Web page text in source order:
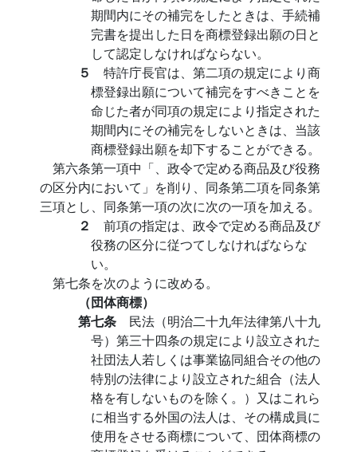
期間内にその補完をしたときは、手続補
完書を提出した日を商標登録出願の日と
して認定しなければならない。
５ 特許庁長官は、第二項の規定により商
標登録出願について補完をすべきことを
命じた者が同項の規定により指定された
期間内にその補完をしないときは、当該
商標登録出願を却下することができる。
第六条第一項中「、政令で定める商品及び役務
の区分内において」を削り、同条第二項を同条第
三項とし、同条第一項の次に次の一項を加える。
２ 前項の指定は、政令で定める商品及び
役務の区分に従つてしなければならな
い。
第七条を次のように改める。
（団体商標）
第七条 民法（明治二十九年法律第八十九
号）第三十四条の規定により設立された
社団法人若しくは事業協同組合その他の
特別の法律により設立された組合（法人
格を有しないものを除く。）又はこれら
に相当する外国の法人は、その構成員に
使用をさせる商標について、団体商標の